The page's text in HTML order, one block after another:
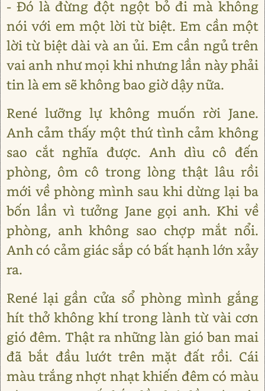
- Đó là đừng đột ngột bỏ đi mà không
nói với em một lời từ biệt. Em cần một
lời từ biệt dài và an ủi. Em cần ngủ trên
vai anh như mọi khi nhưng lần này phải
tin là em sẽ không bao giờ dậy nữa.
René lưỡng lự không muốn rời Jane.
Anh cảm thấy một thứ tình cảm không
sao cắt nghĩa được. Anh dìu cô đến
phòng, ôm cô trong lòng thật lâu rồi
mới về phòng mình sau khi dừng lại ba
bốn lần vì tưởng Jane gọi anh. Khi về
phòng, anh không sao chợp mắt nổi.
Anh có cảm giác sắp có bất hạnh lớn xảy
ra.
René lại gần cửa sổ phòng mình gắng
hít thở không khí trong lành từ vài cơn
gió đêm. Thật ra những làn gió ban mai
đã bắt đầu lướt trên mặt đất rồi. Cái
màu trắng nhợt nhạt khiến đêm có màu